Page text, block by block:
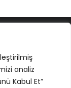
analiz
Kabul Et”